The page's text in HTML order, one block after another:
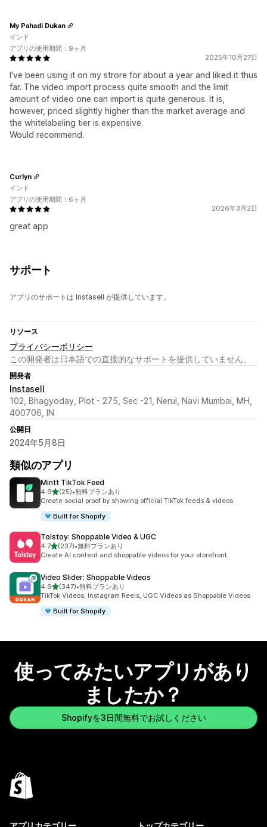
2025年10月27日
I've been using it on my strore for about a year and liked it thus
far. The video import process quite smooth and the limit
amount of video one can import is quite generous. It is,
however, priced slightly higher than the market average and
the whitelabeling tier is expensive.
Would recommend.
My Pahadi Dukan
インド
アプリの使用期間：9ヶ月
2026年3月2日
great app
Curlyn
インド
アプリの使用期間：6ヶ月
サポート
アプリのサポートは Instasell が提供しています。
リソース
プライバシーポリシー
この開発者は日本語での直接的なサポートを提供していません。
開発者
Instasell
102, Bhagyoday, Plot - 275, Sec -21, Nerul, Navi Mumbai, MH,
400706, IN
公開日
2024年5月8日
類似のアプリ
Mintt TikTok Feed
4.95つ星中
(25)
合計レビュー数：25件
•無料プランあり
Create social proof by showing official TikTok feeds & videos.
Built for Shopify
Tolstoy: Shoppable Video & UGC
4.75つ星中
(237)
合計レビュー数：237件
•無料プランあり
Create AI content and shoppable videos for your storefront.
Video Slider: Shoppable Videos
4.95つ星中
(347)
合計レビュー数：347件
•無料プランあり
TikTok Videos, Instagram Reels, UGC Videos as Shoppable Videos
Built for Shopify
使ってみたいアプリがあり
ましたか？
Shopifyを3日間無料でお試しください